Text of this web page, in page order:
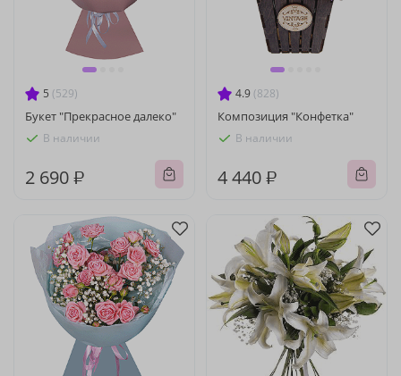
5 (529)
Букет "Прекрасное далеко"
В наличии
2 690 ₽
4.9 (828)
Композиция "Конфетка"
В наличии
4 440 ₽